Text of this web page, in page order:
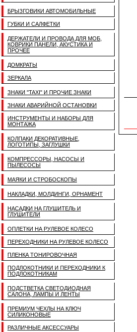
БРЫЗГОВИКИ АВТОМОБИЛЬНЫЕ
ГУБКИ И САЛФЕТКИ
ДЕРЖАТЕЛИ И ПРОВОДА ДЛЯ МОБ,
КОВРИКИ ПАНЕЛИ, АКУСТИКА И
ПРОЧЕЕ
ДОМКРАТЫ
ЗЕРКАЛА
ЗНАКИ "TAXI" И ПРОЧИЕ ЗНАКИ
ЗНАКИ АВАРИЙНОЙ ОСТАНОВКИ
ИНСТРУМЕНТЫ И НАБОРЫ ДЛЯ
МОНТАЖА
КОЛПАКИ ДЕКОРАТИВНЫЕ,
ЛОГОТИПЫ, ЗАГЛУШКИ
КОМПРЕССОРЫ, НАСОСЫ И
ПЫЛЕСОСЫ
МАЯКИ И СТРОБОСКОПЫ
НАКЛАДКИ, МОЛДИНГИ, ОРНАМЕНТ
НАСАДКИ НА ГЛУШИТЕЛЬ И
ГЛУШИТЕЛИ
ОПЛЕТКИ НА РУЛЕВОЕ КОЛЕСО
ПЕРЕХОДНИКИ НА РУЛЕВОЕ КОЛЕСО
ПЛЕНКА ТОНИРОВОЧНАЯ
ПОДЛОКОТНИКИ И ПЕРЕХОДНИКИ К
ПОДЛОКОТНИКАМ
ПОДСТВЕТКА СВЕТОДИОДНАЯ
САЛОНА, ЛАМПЫ И ЛЕНТЫ
ПРЕМИУМ ЧЕХЛЫ НА КЛЮЧ
СИЛИКОНОВЫЕ
РАЗЛИЧНЫЕ АКСЕССУАРЫ